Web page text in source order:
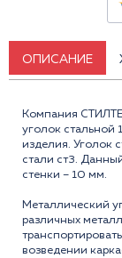
ОПИСАНИЕ
Компания
уголок стальной
изделия. Уголок
стали ст3.
стенки – 10 мм.
Металлический
различных
возведении